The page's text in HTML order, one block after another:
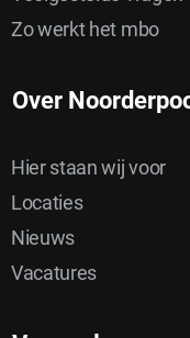
Zo werkt het mbo
Over
Hier staan wij voor
Locaties
Nieuws
Vacatures